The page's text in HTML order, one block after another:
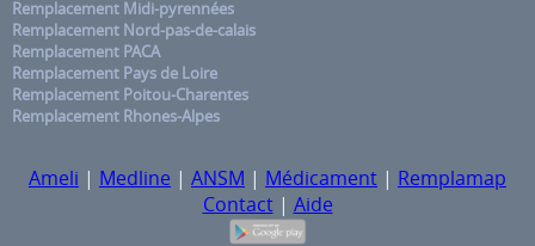
Remplacement Midi-pyrennées
Remplacement Nord-pas-de-calais
Remplacement PACA
Remplacement Pays de Loire
Remplacement Poitou-Charentes
Remplacement Rhones-Alpes
Ameli | Medline | ANSM | Médicament | Remplamap
Contact| Aide